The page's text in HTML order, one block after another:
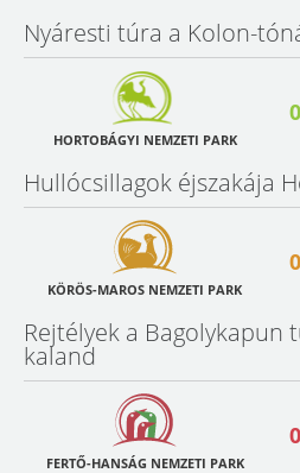
Nyáresti túra a Kolon-
HORTOBÁGYI NEMZETI PARK
Hullócsillagok éjszakája
KÖRÖS-MAROS NEMZETI PARK
Rejtélyek a Bagolykapun
kaland
FERTŐ-HANSÁG NEMZETI PARK